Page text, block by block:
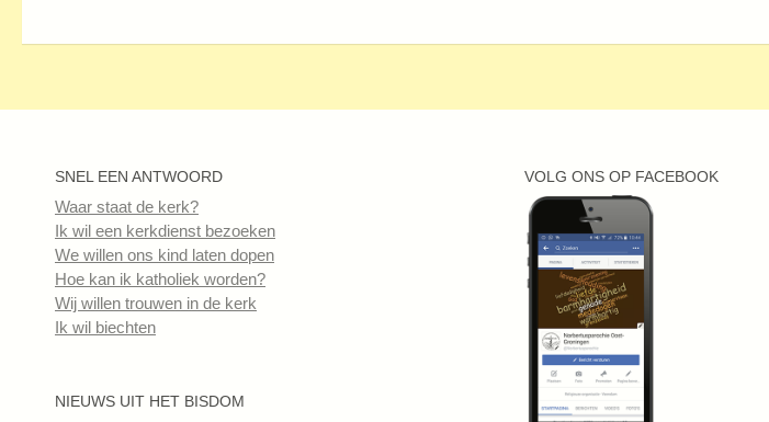
SNEL EEN ANTWOORD
Waar staat de kerk?
Ik wil een kerkdienst bezoeken
We willen ons kind laten dopen
Hoe kan ik katholiek worden?
Wij willen trouwen in de kerk
Ik wil biechten
NIEUWS UIT HET BISDOM
VOLG ONS OP FACEBOOK